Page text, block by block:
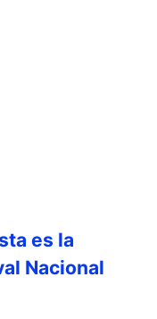
es la
Nacional